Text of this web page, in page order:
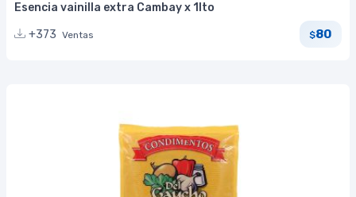
Esencia vainilla extra Cambay x 1lto
+373 Ventas $80